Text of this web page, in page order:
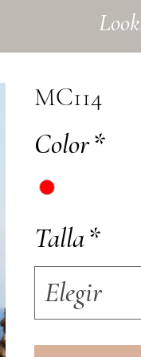
MC114
Color*
Talla*
Elegir